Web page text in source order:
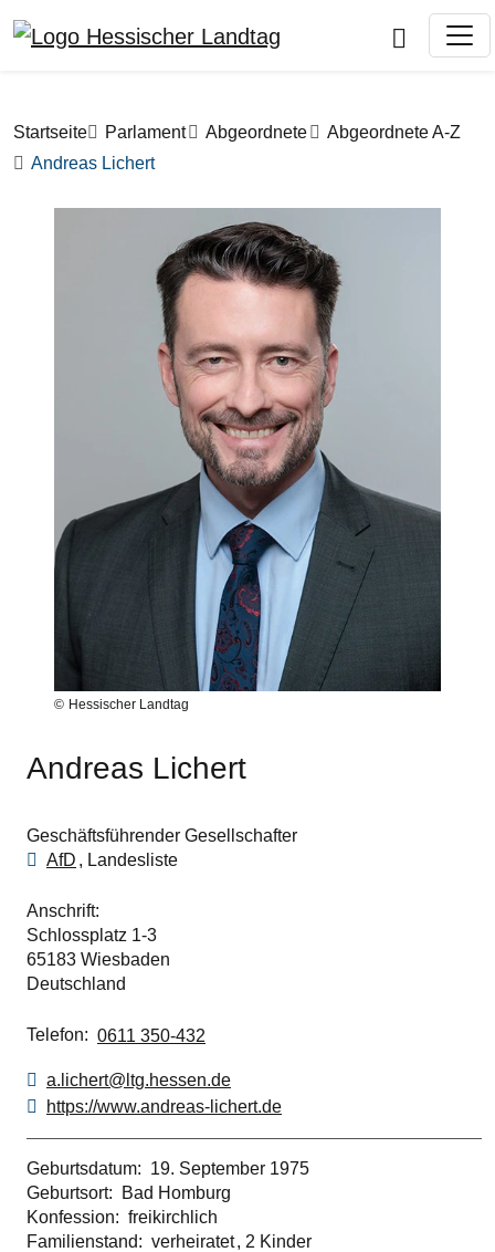
Pfadnavigation
Startseite Parlament Abgeordnete
Abgeordnete A-Z
Andreas Lichert
Hessischer Landtag
Andreas Lichert
Geschäftsführender Gesellschafter
AfD
Landesliste
Anschrift
Schlossplatz 1-3
65183 Wiesbaden
Deutschland
Telefon 0611 350-432
a.lichert@ltg.hessen.de
https://www.andreas-lichert.de
Geburtsdatum
19. September 1975
Geburtsort
Bad Homburg
Konfession
freikirchlich
Familienstand
verheiratet 2 Kinder